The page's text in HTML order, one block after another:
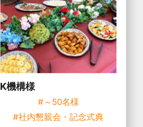
K機構様
#～50名様
#社内懇親会・記念式典